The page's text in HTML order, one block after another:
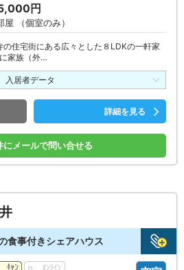
円
屋 （個室のみ）
住宅街にある広々とした８LDKの一軒家
家族（外…
入居者データ
詳細を見る
にメールで問い合せる
食事付きシェアハウス